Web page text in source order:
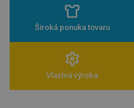
Široká ponuka tovaru
Vlastná výroba